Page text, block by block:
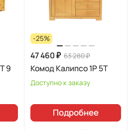
9
-25%
47 460 ₽ 63 280 ₽
Комод Калипсо 1P 5T
Доступно к заказу
Подробнее